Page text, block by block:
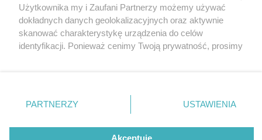
Twojemiasto
Piekary Śląskie
Chorzów
Tarnowskie Góry
Gliwice
Skontakuj sięz nami
Kontakt
Wydawca
Redakcja
Użytkownika my i Zaufani Partnerzy możemy używać
dokładnych danych geolokalizacyjnych oraz aktywnie
skanować charakterystykę urządzenia do celów
identyfikacji. Ponieważ cenimy Twoją prywatność, prosimy
prywatności znajdujący się w lewym dolnym rogu strony
. Niektóre rodzaje przetwarzania danych nie wymagają
zgody użytkownika, ale masz prawo sprzeciwić się
takiemu przetwarzaniu. Preferencje będą miały
PARTNERZY USTAWIENIA
Akceptuję